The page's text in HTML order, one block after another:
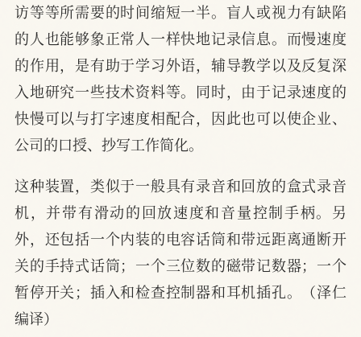
访等等所需要的时间缩短一半。盲人或视力有缺陷
的人也能够象正常人一样快地记录信息。而慢速度
的作用，是有助于学习外语，辅导教学以及反复深
入地研究一些技术资料等。同时，由于记录速度的
快慢可以与打字速度相配合，因此也可以使企业、
公司的口授、抄写工作简化。
这种装置，类似于一般具有录音和回放的盒式录音
机，并带有滑动的回放速度和音量控制手柄。另
外，还包括一个内装的电容话筒和带远距离通断开
关的手持式话筒；一个三位数的磁带记数器；一个
暂停开关；插入和检查控制器和耳机插孔。（泽仁
编译）